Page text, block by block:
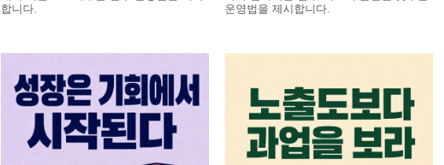
합니다.
운영법을 제시합니다.